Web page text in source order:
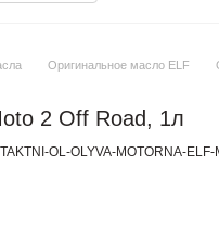
Оригинальное масло ELF
2 Off Road, 1л
OL-OLYVA-MOTORNA-